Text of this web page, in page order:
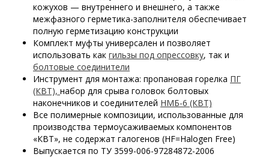
кожухов — внутреннего и внешнего, а также
межфазного герметика-заполнителя обеспечивает
полную герметизацию конструкции
Комплект муфты универсален и позволяет
использовать как гильзы под опрессовку, так и
болтовые соединители
Инструмент для монтажа: пропановая горелка ПГ
(КВТ), набор для срыва головок болтовых
наконечников и соединителей НМБ-6 (КВТ)
Все полимерные композиции, использованные для
производства термоусаживаемых компонентов
«КВТ», не содержат галогенов (HF=Halogen Free)
Выпускается по ТУ 3599-006-97284872-2006